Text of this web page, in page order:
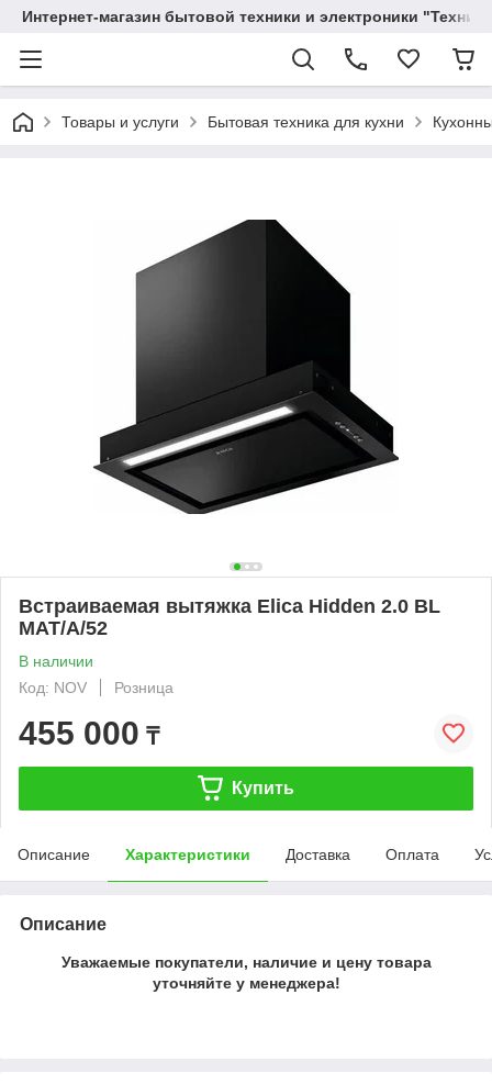
Интернет-магазин бытовой техники и электроники
Товары и услуги Бытовая техника для кухни
Встраиваемая вытяжка Elica Hidden 2.0 BL
MAT/A/52
В наличии
Код: NOV
Розница
455 000 ₸
Купить
Описание Характеристики Доставка Оплата
Описание
Уважаемые покупатели, наличие и цену товара
уточняйте у менеджера!